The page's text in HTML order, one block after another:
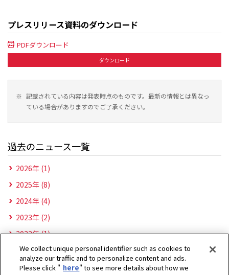
プレスリリース資料のダウンロード
PDFダウンロード
ダウンロード
※ 記載されている内容は発表時点のものです。最新の情報とは異なっ
ている場合がありますのでご了承ください。
過去のニュース一覧
2026年 (1)
2025年 (8)
2024年 (4)
2023年 (2)
2022年 (1)
We collect unique personal identifier such as cookies to
analyze our traffic and to personalize content and ads.
Please click " here" to see more details about how we